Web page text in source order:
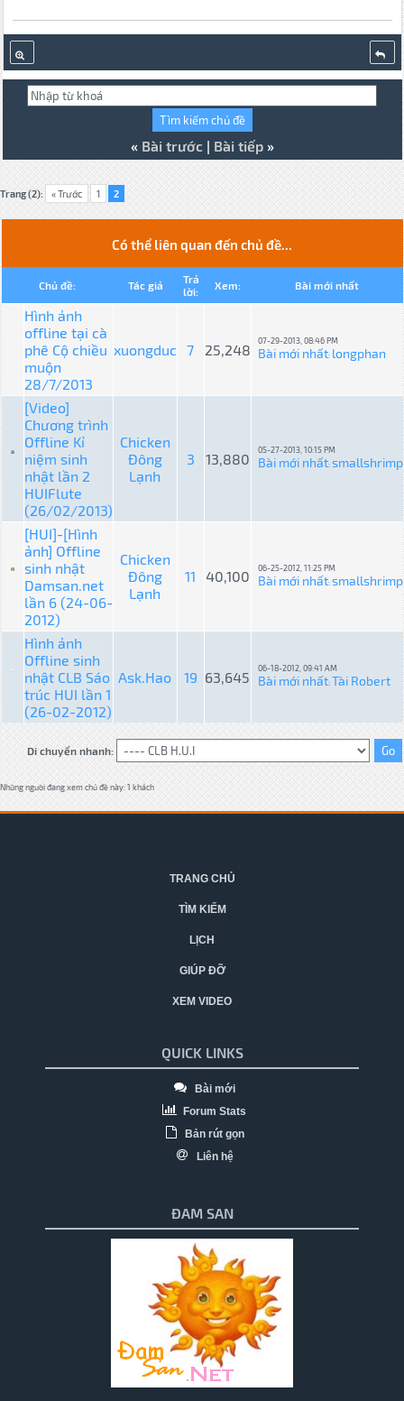
« Bài trước| Bài tiếp»
Trang (2): « Trước 1 2
Có thể liên quan đến chủ đề...
Chủ đề: Tác giả
Trả
lời:
Xem: Bài mới nhất
Hình ảnh
offline tại cà
phê Cộ chiều
muộn
28/7/2013
xuongduc 7 25,248
07-29-2013, 08:46 PM
Bài mới nhất: longphan
[Video]
Chương trình
Offline Kỉ
niệm sinh
nhật lần 2
HUIFlute
(26/02/2013)
Chicken
Đông
Lạnh
3 13,880
05-27-2013, 10:15 PM
Bài mới nhất:smallshrimp
[HUI]-[Hình
ảnh] Offline
sinh nhật
Damsan.net
lần 6 (24-06-
2012)
Chicken
Đông
Lạnh
11 40,100 06-25-2012, 11:25 PM
Bài mới nhất:smallshrimp
Hình ảnh
Offline sinh
nhật CLB Sáo
trúc HUI lần 1
(26-02-2012)
Ask.Hao 19 63,645
06-18-2012, 09:41 AM
Bài mới nhất:Tài Robert
Di chuyển nhanh:
Những người đang xem chủ đề này: 1 khách
TRANG CHỦ
TÌM KIẾM
LỊCH
GIÚP ĐỠ
XEM VIDEO
QUICK LINKS
Bài mới
Forum Stats
Bản rút gọn
Liên hệ
ĐAM SAN